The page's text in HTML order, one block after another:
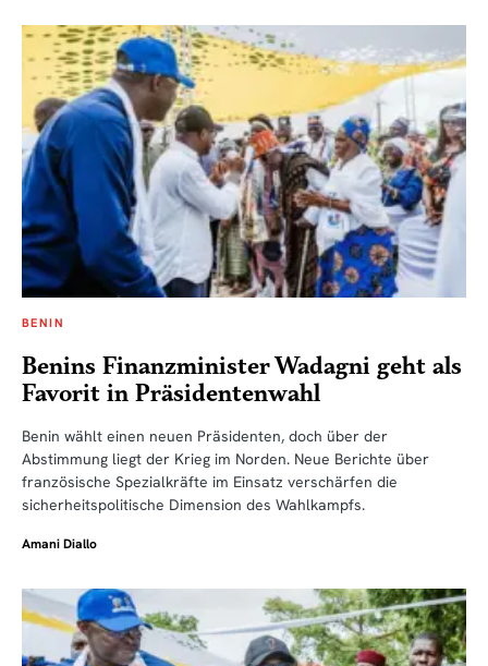
BENIN
Benins Finanzminister Wadagni geht als
Favorit in Präsidentenwahl
Benin wählt einen neuen Präsidenten, doch über der
Abstimmung liegt der Krieg im Norden. Neue Berichte über
französische Spezialkräfte im Einsatz verschärfen die
sicherheitspolitische Dimension des Wahlkampfs.
Amani Diallo